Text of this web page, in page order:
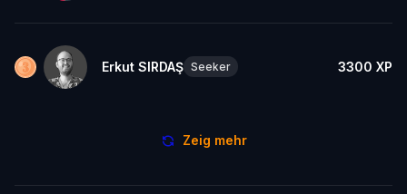
Erkut SIRDAŞ Seeker 3300 XP
Zeig mehr